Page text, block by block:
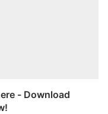
- Download